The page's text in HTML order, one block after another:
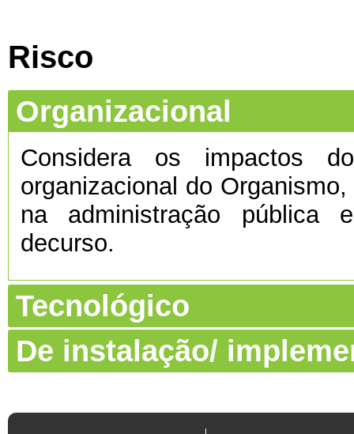
Risco
Organizacional
Considera os impactos
organizacional do
na administração pública
decurso.
Tecnológico
De instalação/